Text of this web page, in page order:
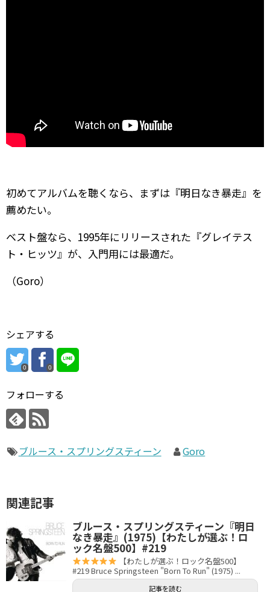
初めてアルバムを聴くなら、まずは『明日なき暴走』を
薦めたい。
ベスト盤なら、1995年にリリースされた『グレイテス
ト・ヒッツ』が、入門用には最適だ。
（Goro）
シェアする
0 0
フォローする
ブルース・スプリングスティーン Goro
関連記事
ブルース・スプリングスティーン『明日
なき暴走』(1975)【わたしが選ぶ！ロ
ック名盤500】#219
【わたしが選ぶ！ロック名盤500】
#219 Bruce Springsteen "Born To Run" (1975) ...
記事を読む